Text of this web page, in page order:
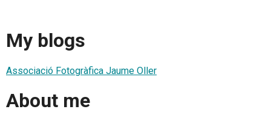
My blogs
Associació Fotogràfica Jaume Oller
About me